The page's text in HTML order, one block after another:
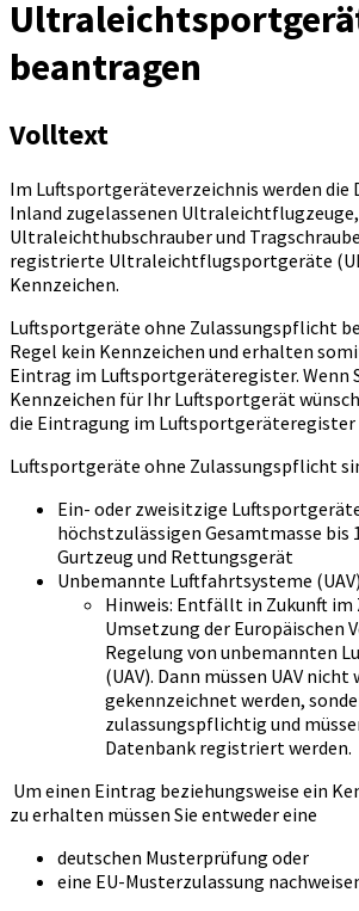
beantragen
Volltext
Im Luftsportgeräteverzeichnis werden die
Inland zugelassenen Ultraleichtflugzeuge,
Ultraleichthubschrauber und
registrierte Ultraleichtflugsportgeräte
Kennzeichen.
Luftsportgeräte ohne Zulassungspflicht
Regel kein Kennzeichen und erhalten
Eintrag im Luftsportgeräteregister. Wenn
Kennzeichen für Ihr Luftsportgerät
die Eintragung im Luftsportgeräteregister
Luftsportgeräte ohne Zulassungspflicht
Ein- oder zweisitzige
höchstzulässigen Gesamtmasse bis
Gurtzeug und Rettungsgerät
Unbemannte Luftfahrtsysteme (UAV)
Hinweis: Entfällt in Zukunft im
Umsetzung der Europäischen
Regelung von unbemannten
(UAV). Dann müssen UAV
gekennzeichnet werden,
zulassungspflichtig und
Datenbank registriert werden.
Um einen Eintrag beziehungsweise ein
zu erhalten müssen Sie entweder eine
deutschen Musterprüfung oder
eine EU-Musterzulassung